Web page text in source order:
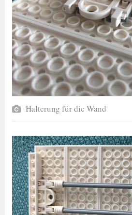
Halterung für die Wand